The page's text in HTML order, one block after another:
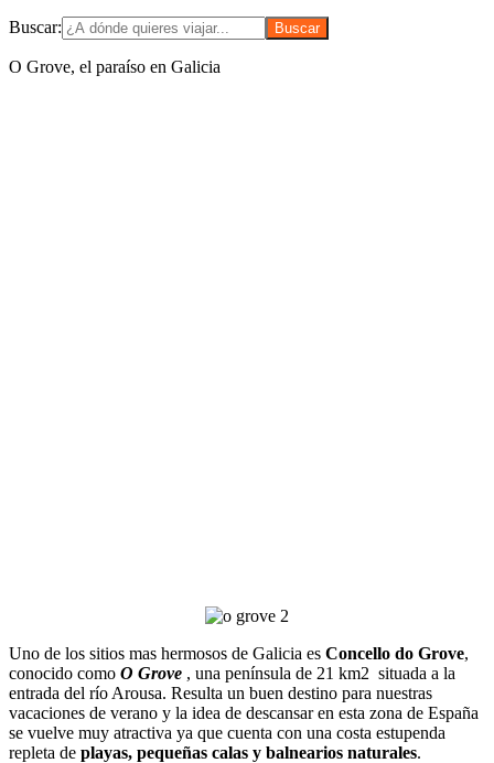
Buscar:
O Grove, el paraíso en Galicia
Uno de los sitios mas hermosos de Galicia es Concello do Grove,
conocido como O Grove , una península de 21 km2 situada a la
entrada del río Arousa. Resulta un buen destino para nuestras
vacaciones de verano y la idea de descansar en esta zona de España
se vuelve muy atractiva ya que cuenta con una costa estupenda
repleta de playas, pequeñas calas y balnearios naturales.